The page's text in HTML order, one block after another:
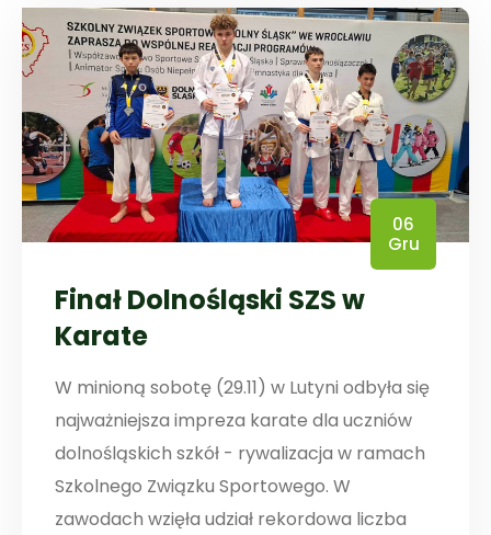
06
Gru
Finał Dolnośląski SZS w
Karate
W minioną sobotę (29.11) w Lutyni odbyła się
najważniejsza impreza karate dla uczniów
dolnośląskich szkół - rywalizacja w ramach
Szkolnego Związku Sportowego. W
zawodach wzięła udział rekordowa liczba